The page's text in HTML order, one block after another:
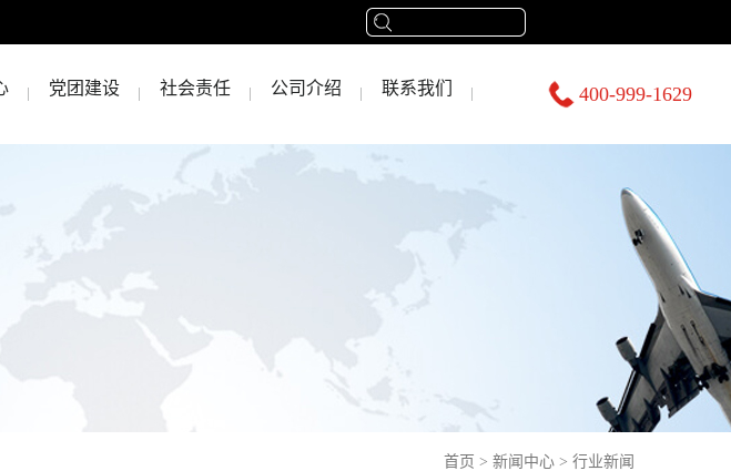
党团建设 社会责任 公司介绍 联系我们 400-999-1629
首页 > 新闻中心 > 行业新闻